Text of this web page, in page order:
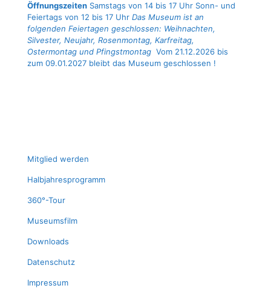
Öffnungszeiten Samstags von 14 bis 17 Uhr Sonn- und
Feiertags von 12 bis 17 Uhr Das Museum ist an
folgenden Feiertagen geschlossen: Weihnachten,
Silvester, Neujahr, Rosenmontag, Karfreitag,
Ostermontag und Pfingstmontag Vom 21.12.2026 bis
zum 09.01.2027 bleibt das Museum geschlossen !
Mit­glied werden
Halb­jah­res­pro­gramm
360°-Tour
Muse­ums­film
Down­loads
Daten­schutz
Impres­sum